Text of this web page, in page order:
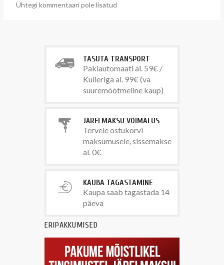
Ühtegi kommentaari pole lisatud
TASUTA TRANSPORT
Pakiautomaati al. 59€ /
Kulleriga al. 99€ (va
suuremõõtmeline kaup)
JÄRELMAKSU VÕIMALUS
Tervele ostukorvi
maksumusele, sissemakse
al. 0€
KAUBA TAGASTAMINE
Kaupa saab tagastada 14
päeva
ERIPAKKUMISED